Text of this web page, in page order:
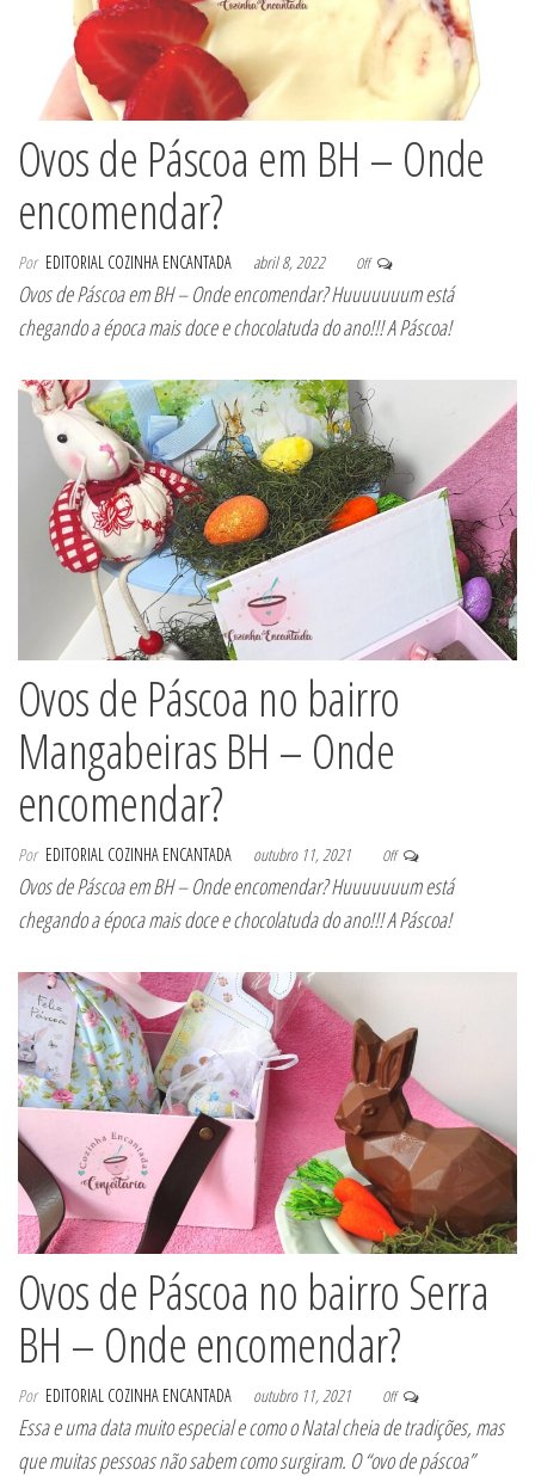
Ovos de Páscoa em BH – Onde
encomendar?
Por EDITORIAL COZINHA ENCANTADA abril 8, 2022 Off
Ovos de Páscoa em BH – Onde encomendar? Huuuuuuum está
chegando a época mais doce e chocolatuda do ano!!! A Páscoa!
Ovos de Páscoa no bairro
Mangabeiras BH – Onde
encomendar?
Por EDITORIAL COZINHA ENCANTADA outubro 11, 2021 Off
Ovos de Páscoa em BH – Onde encomendar? Huuuuuuum está
chegando a época mais doce e chocolatuda do ano!!! A Páscoa!
Ovos de Páscoa no bairro Serra
BH – Onde encomendar?
Por EDITORIAL COZINHA ENCANTADA outubro 11, 2021 Off
Essa e uma data muito especial e como o Natal cheia de tradições, mas
que muitas pessoas não sabem como surgiram. O “ovo de páscoa”